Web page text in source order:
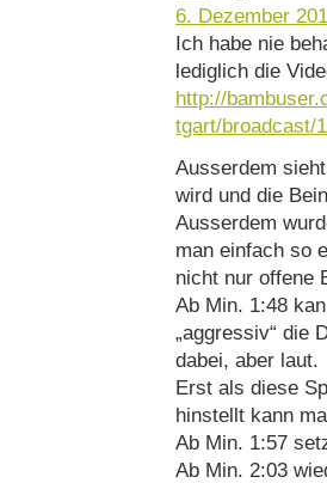
6. Dezember
Ich habe nie
lediglich die
http://
tgart/broadcast/
Ausserdem
wird und die
Ausserdem
man einfach so
nicht nur offene
Ab Min. 1:48
„aggressiv“ die
dabei, aber laut.
Erst als diese
hinstellt kann
Ab Min. 1:57
Ab Min. 2:03